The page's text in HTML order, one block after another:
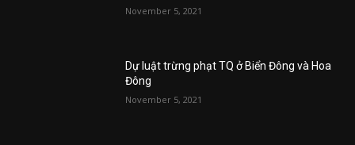
November 5, 2021
Dự luật trừng phạt TQ ở Biển Đông và Hoa
Đông
November 5, 2021